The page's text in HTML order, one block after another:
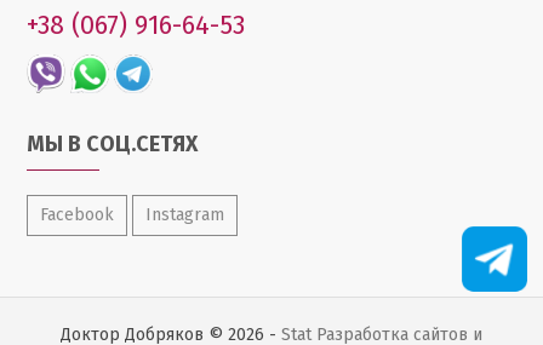
+38 (067) 916-64-53
МЫ В СОЦ.СЕТЯХ
Facebook Instagram
Доктор Добряков © 2026 - Stat Разработка сайтов и